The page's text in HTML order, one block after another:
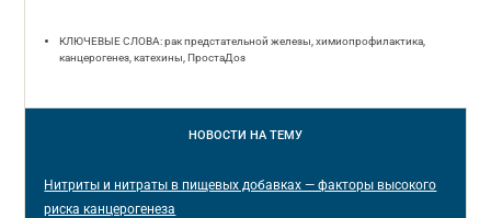
КЛЮЧЕВЫЕ СЛОВА: рак предстательной железы, химиопрофилактика,
канцерогенез, катехины, ПростаДоз
НОВОСТИ НА ТЕМУ
Нитриты и нитраты в пищевых добавках — факторы высокого
риска канцерогенеза